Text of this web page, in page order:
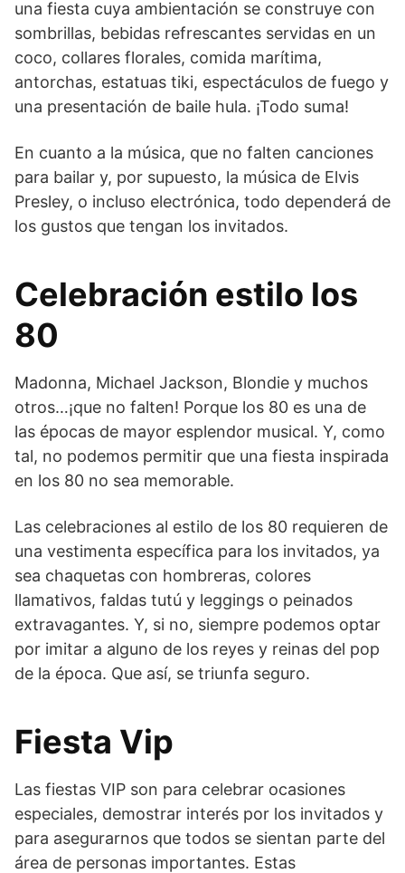
una fiesta cuya ambientación se construye con
sombrillas, bebidas refrescantes servidas en un
coco, collares florales, comida marítima,
antorchas, estatuas tiki, espectáculos de fuego y
una presentación de baile hula. ¡Todo suma!
En cuanto a la música, que no falten canciones
para bailar y, por supuesto, la música de Elvis
Presley, o incluso electrónica, todo dependerá de
los gustos que tengan los invitados.
Celebración estilo los
80
Madonna, Michael Jackson, Blondie y muchos
otros…¡que no falten! Porque los 80 es una de
las épocas de mayor esplendor musical. Y, como
tal, no podemos permitir que una fiesta inspirada
en los 80 no sea memorable.
Las celebraciones al estilo de los 80 requieren de
una vestimenta específica para los invitados, ya
sea chaquetas con hombreras, colores
llamativos, faldas tutú y leggings o peinados
extravagantes. Y, si no, siempre podemos optar
por imitar a alguno de los reyes y reinas del pop
de la época. Que así, se triunfa seguro.
Fiesta Vip
Las fiestas VIP son para celebrar ocasiones
especiales, demostrar interés por los invitados y
para asegurarnos que todos se sientan parte del
área de personas importantes. Estas